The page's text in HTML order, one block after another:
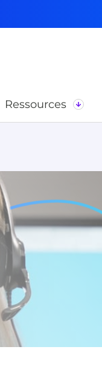
Ressources